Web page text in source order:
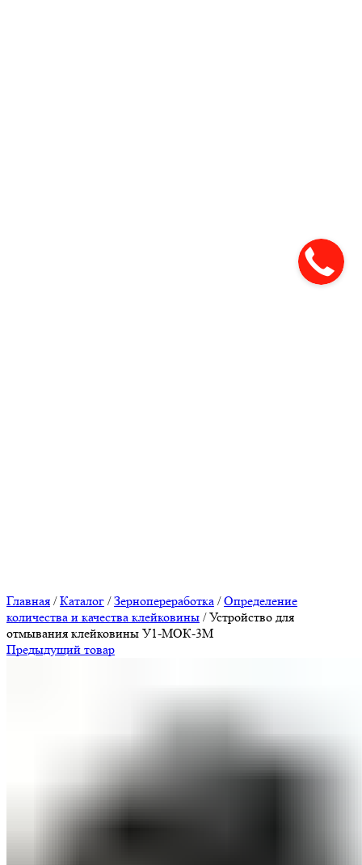
Главная /Каталог /Зернопереработка /Определение
количества и качества клейковины /Устройство для
отмывания клейковины У1-МОК-3М
Предыдущий товар